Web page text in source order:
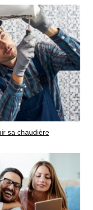
sa chaudière